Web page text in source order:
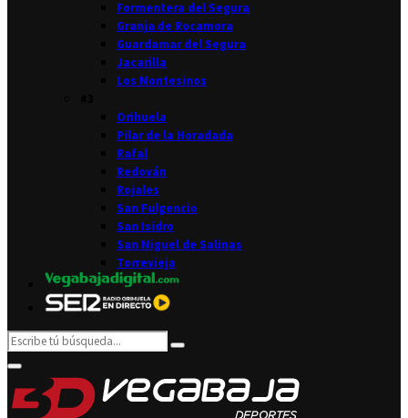
Formentera del Segura
Granja de Rocamora
Guardamar del Segura
Jacarilla
Los Montesinos
Orihuela
Pilar de la Horadada
Rafal
Redován
Rojales
San Fulgencio
San Isidro
San Miguel de Salinas
Torrevieja
Search
for:
Search
Primary
Menu